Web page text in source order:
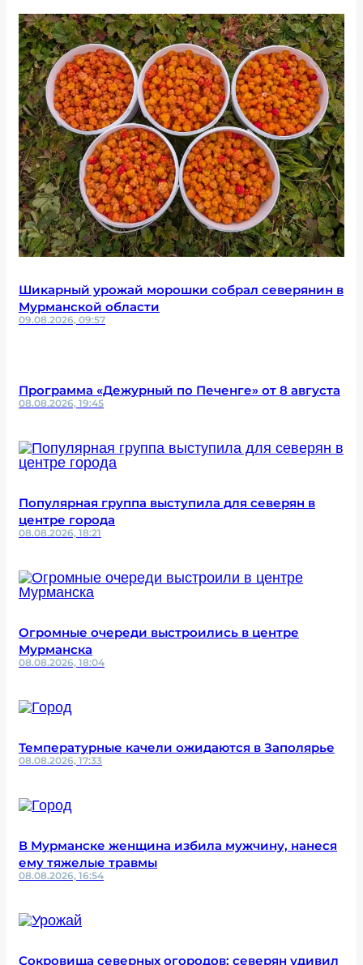
Шикарный урожай морошки собрал северянин в
Мурманской области
09.08.2026, 09:57
Программа «Дежурный по Печенге» от 8 августа
08.08.2026, 19:45
Популярная группа выступила для северян в
центре города
08.08.2026, 18:21
Огромные очереди выстроились в центре
Мурманска
08.08.2026, 18:04
Температурные качели ожидаются в Заполярье
08.08.2026, 17:33
В Мурманске женщина избила мужчину, нанеся
ему тяжелые травмы
08.08.2026, 16:54
Сокровища северных огородов: северян удивил